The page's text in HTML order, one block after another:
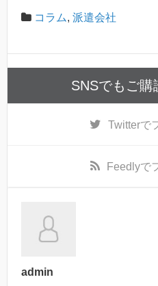
コラム, 派遣会社
SNSでもご購
Twitterで
Feedlyで
admin